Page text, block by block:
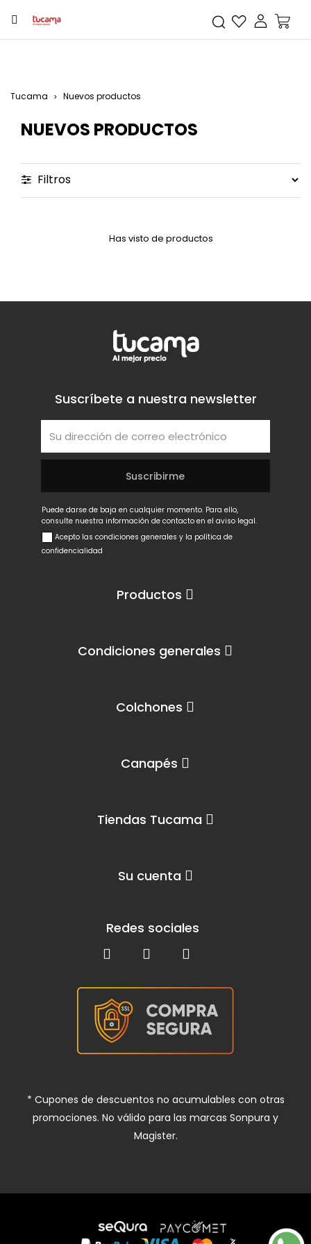
Tucama Nuevos productos
NUEVOS PRODUCTOS
Filtros
Has visto de productos
Productos
Condiciones generales
Colchones
Canapés
Tiendas Tucama
Su cuenta
Suscríbete a nuestra newsletter
Puede darse de baja en cualquier momento. Para ello,
consulte nuestra información de contacto en el aviso legal.
Acepto las condiciones generales y la política de
confidencialidad
Redes sociales
* Cupones de descuentos no acumulables con otras
promociones. No válido para las marcas Sonpura y
Magister.